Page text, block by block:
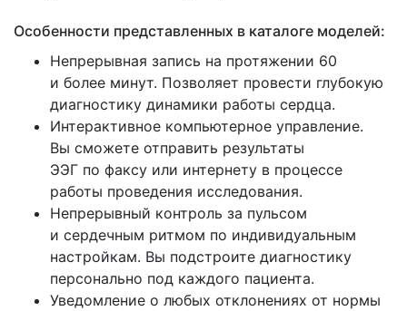
Особенности представленных в каталоге моделей:
Непрерывная запись на протяжении 60
и более минут. Позволяет провести глубокую
диагностику динамики работы сердца.
Интерактивное компьютерное управление.
Вы сможете отправить результаты
ЭЭГ по факсу или интернету в процессе
работы проведения исследования.
Непрерывный контроль за пульсом
и сердечным ритмом по индивидуальным
настройкам. Вы подстроите диагностику
персонально под каждого пациента.
Уведомление о любых отклонениях от нормы